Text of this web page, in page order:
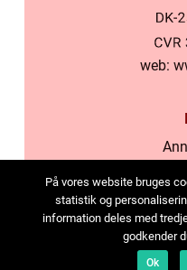
web:
På vores website bruges
statistik og
information deles med
godkender
Ok